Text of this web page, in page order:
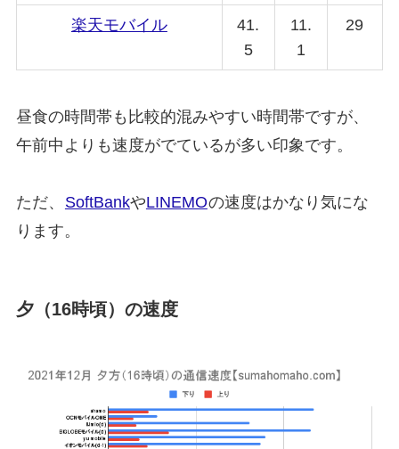
楽天モバイル
41.
5
11.
1
29
昼食の時間帯も比較的混みやすい時間帯ですが、
午前中よりも速度がでているが多い印象です。
ただ、 SoftBankやLINEMOの速度はかなり気にな
ります。
夕（16時頃）の速度